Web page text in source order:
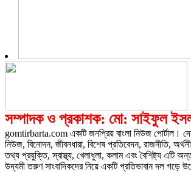
সম্পাদক ও প্রকাশক: মো: সাইফুল
gomtirbarta.com একটি জনপ্রিয় বাংলা নিউজ পোর্টাল।
নিউজ, বিনোদন, জীবনধারা, বিশেষ প্রতিবেদন, রাজনীতি,
তথ্য প্রযুক্তি, স্বাস্থ্য, খেলাধুলা, কলাম এবং বৈশিষ্ট্য এটি
উদ্যমী তরুণ সাংবাদিকদের নিয়ে একটি প্রতিভাবান দল গড়ে